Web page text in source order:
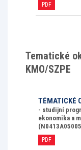
PDF
Tematické
KMO/SZPE
TÉMATICKÉ
- studijní
ekonomika a
PDF